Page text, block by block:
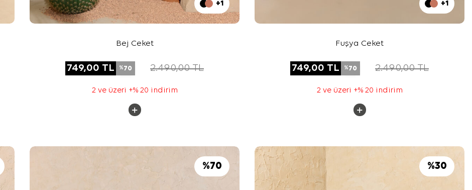
+1
Bej Ceket
749,00 TL %70 2.490,00TL
2 ve üzeri +% 20 indirim
+1
Fuşya Ceket
749,00 TL %70 2.490,00TL
2 ve üzeri +% 20 indirim
%70 %30